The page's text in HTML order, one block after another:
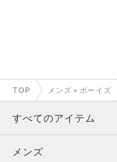
TOP メンズ＋ボーイズ
すべてのアイテム
メンズ
メンズ